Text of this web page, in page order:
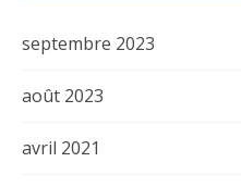
septembre 2023
août 2023
avril 2021